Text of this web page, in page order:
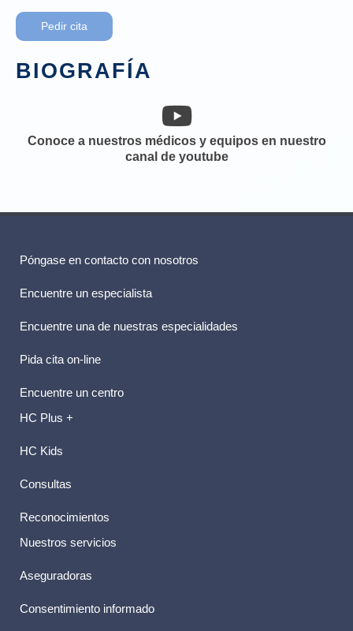
Pedir cita
BIOGRAFÍA
Conoce a nuestros médicos y equipos en nuestro
canal de youtube
Póngase en contacto con nosotros
Encuentre un especialista
Encuentre una de nuestras especialidades
Pida cita on-line
Encuentre un centro
HC Plus +
HC Kids
Consultas
Reconocimientos
Nuestros servicios
Aseguradoras
Consentimiento informado